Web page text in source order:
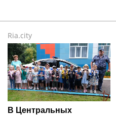
Ria.city
В Центральных